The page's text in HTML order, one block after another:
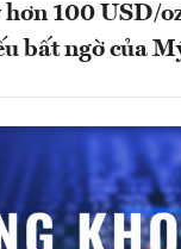
100 USD/
bất ngờ của